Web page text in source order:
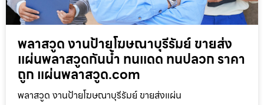
พลาสวูด งานป้ายโฆษณาบุรีรัมย์ ขายส่ง
แผ่นพลาสวูดกันน้ำ ทนแดด ทนปลวก ราคา
ถูก แผ่นพลาสวูด.com
พลาสวูด งานป้ายโฆษณาบุรีรัมย์ ขายส่งแผ่น